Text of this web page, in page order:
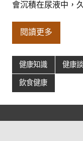
會沉積在尿液中，
閱讀更多
健康知識 健康談
飲食健康